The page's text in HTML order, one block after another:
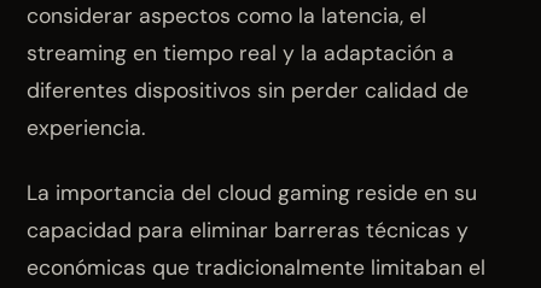
considerar aspectos como la latencia, el
streaming en tiempo real y la adaptación a
diferentes dispositivos sin perder calidad de
experiencia.
La importancia del cloud gaming reside en su
capacidad para eliminar barreras técnicas y
económicas que tradicionalmente limitaban el